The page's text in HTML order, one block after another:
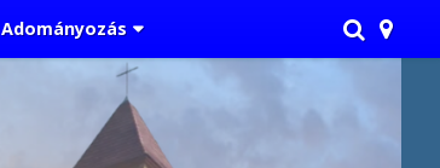
Adományozás